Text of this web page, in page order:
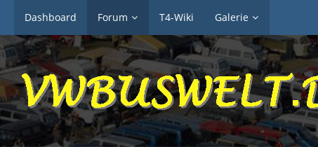
Dashboard Forum T4-Wiki Galerie